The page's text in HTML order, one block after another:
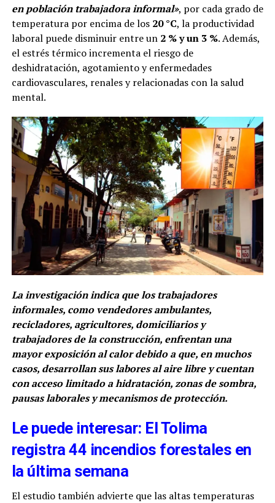
en población trabajadora informal», por cada grado de
temperatura por encima de los 20 °C, la productividad
laboral puede disminuir entre un 2 % y un 3 %. Además,
el estrés térmico incrementa el riesgo de
deshidratación, agotamiento y enfermedades
cardiovasculares, renales y relacionadas con la salud
mental.
La investigación indica que los trabajadores
informales, como vendedores ambulantes,
recicladores, agricultores, domiciliarios y
trabajadores de la construcción, enfrentan una
mayor exposición al calor debido a que, en muchos
casos, desarrollan sus labores al aire libre y cuentan
con acceso limitado a hidratación, zonas de sombra,
pausas laborales y mecanismos de protección.
Le puede interesar: El Tolima
registra 44 incendios forestales en
la última semana
El estudio también advierte que las altas temperaturas